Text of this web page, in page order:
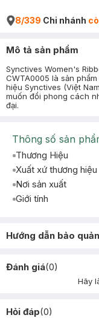
8/339 Chi nhánh
Mô tả sản phẩm
Synctives Women's
CWTA0005 là sản
hiệu Synctives (Việt
muốn đổi phong cách
đại.
Thông số sản
Thương Hiệu
Xuất xứ thương hiệu
Nơi sản xuất
Giới tính
Hướng dẫn bảo quản
Đánh giá(0)
Hãy
Hỏi đáp(0)